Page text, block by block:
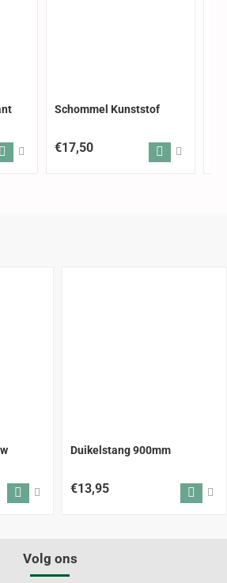
Schommel Kunststof
€17,50
Duikelstang 900mm
€13,95
Volg ons